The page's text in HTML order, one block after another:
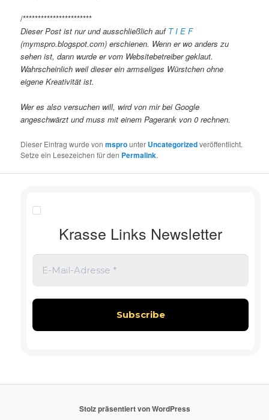
/***********************
Dieser Post ist nur und ausschließlich auf T I E F
(mymspro.blogspot.com) erschienen. Wenn er wo anders zu
sehen ist, dann wurde er vom Websitebetreiber geklaut.
Wahrscheinlich weil dieser ein armseliges Würstchen ohne
eigene Kreativität ist.
Wer es also versuchen will, wird von mir bei Google
angeschwärzt und muss mit einem Pagerank von 0 rechnen.
Dieser Eintrag wurde vonmsprounter Uncategorizedveröffentlicht.
Setze ein Lesezeichen für den Permalink.
Krasse Links Newsletter
Stolz präsentiert von WordPress